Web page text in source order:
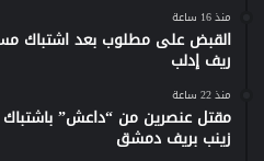
منذ 16 ساعة
ريف إدلب
منذ 22 ساعة
مقتل عنصرين من “داعش”
زينب بريف دمشق